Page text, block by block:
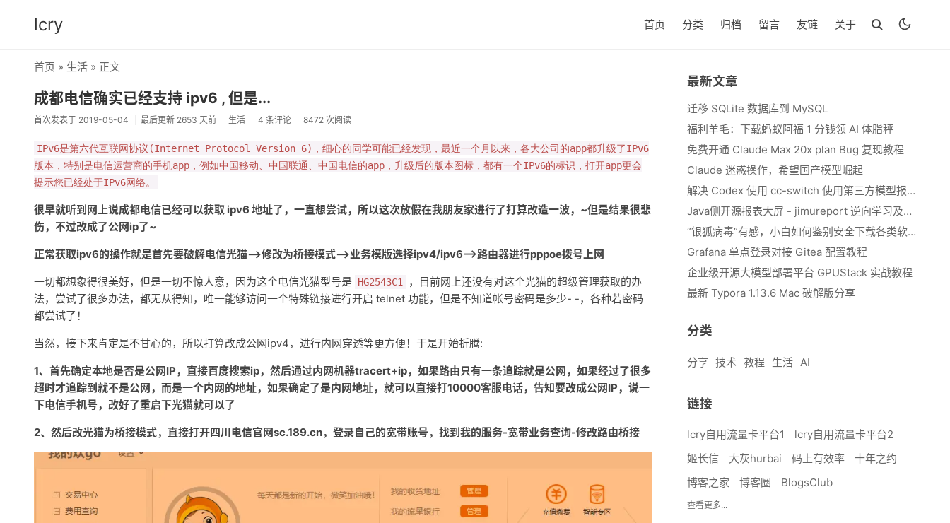
lcry 首页 分类 归档 留言 友链 关于
首页 » 生活 » 正文
成都电信确实已经支持 ipv6 , 但是...
首次发表于 2019-05-04 最后更新 2653 天前 生活 4 条评论 8472 次阅读
IPv6是第六代互联网协议(Internet Protocol Version 6)，细心的同学可能已经发现，最近一个月以来，各大公司的app都升级了IPv6
版本，特别是电信运营商的手机app，例如中国移动、中国联通、中国电信的app，升级后的版本图标，都有一个IPv6的标识，打开app更会
提示您已经处于IPv6网络。
很早就听到网上说成都电信已经可以获取 ipv6 地址了，一直想尝试，所以这次放假在我朋友家进行了打算改造一波，~但是结果很悲
伤，不过改成了公网ip了~
正常获取ipv6的操作就是首先要破解电信光猫-->修改为桥接模式-->业务模版选择ipv4/ipv6-->路由器进行pppoe拨号上网
一切都想象得很美好，但是一切不惊人意，因为这个电信光猫型号是 HG2543C1
，目前网上还没有对这个光猫的超级管理获取的办
法，尝试了很多办法，都无从得知，唯一能够访问一个特殊链接进行开启 telnet 功能，但是不知道帐号密码是多少- -，各种若密码
都尝试了！
当然，接下来肯定是不甘心的，所以打算改成公网ipv4，进行内网穿透等更方便！于是开始折腾:
1、首先确定本地是否是公网IP，直接百度搜索ip，然后通过内网机器tracert+ip，如果路由只有一条追踪就是公网，如果经过了很多
超时才追踪到就不是公网，而是一个内网的地址，如果确定了是内网地址，就可以直接打10000客服电话，告知要改成公网IP，说一
下电信手机号，改好了重启下光猫就可以了
2、然后改光猫为桥接模式，直接打开四川电信官网sc.189.cn，登录自己的宽带账号，找到我的服务-宽带业务查询-修改路由桥接
最新文章
迁移 SQLite 数据库到 MySQL
福利羊毛：下载蚂蚁阿福 1 分钱领 AI 体脂秤
免费开通 Claude Max 20x plan Bug 复现教程
Claude 迷惑操作，希望国产模型崛起
解决 Codex 使用 cc-switch 使用第三方模型报错 We&#039;re currently experiencing high demand, which may cause temporary errors.
Java侧开源报表大屏 - jimureport 逆向学习及二开思路
“银狐病毒”有感，小白如何鉴别安全下载各类软件
Grafana 单点登录对接 Gitea 配置教程
企业级开源大模型部署平台 GPUStack 实战教程
最新 Typora 1.13.6 Mac 破解版分享
分类
分享 技术 教程 生活 AI
链接
lcry自用流量卡平台1
lcry自用流量卡平台2
姬长信
大灰hurbai 码上有效率
十年之约
博客之家
博客圈 BlogsClub
查看更多...